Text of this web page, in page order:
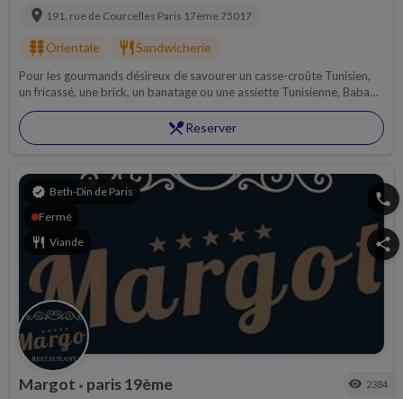
location_on 191, rue de Courcelles Paris 17ème 75017
kebab_diningOrientale restaurant Sandwicherie
Pour les gourmands désireux de savourer un casse-croûte Tunisien,
un fricassé, une brick, un banatage ou une assiette Tunisienne, Baba
Café est fait pour vous !
restaurant_menuReserver
verified Beth-Din de Paris
Fermé
restaurant Viande
phone
share
Margot • paris 19ème visibility 2384